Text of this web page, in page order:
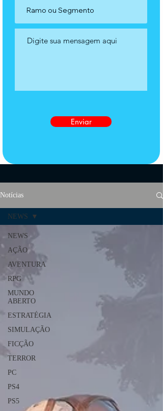
Enviar
Notícias
NEWS
AÇÃO
AVENTURA
RPG
MUNDO
ABERTO
ESTRATÉGIA
SIMULAÇÃO
FICÇÃO
TERROR
PC
PS4
PS5
NEWS